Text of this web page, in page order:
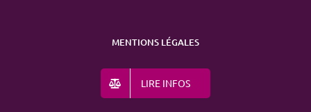
MENTIONS LÉGALES
LIRE INFOS